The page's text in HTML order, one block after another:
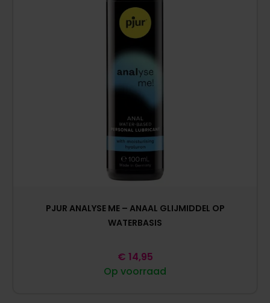
PJUR ANALYSE ME – ANAAL GLIJMIDDEL OP
WATERBASIS
Op voorraad
€ 14,95